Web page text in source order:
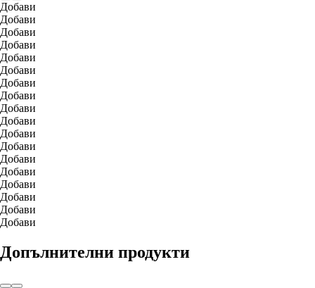
Добави
Добави
Добави
Добави
Добави
Добави
Добави
Добави
Добави
Добави
Добави
Добави
Добави
Добави
Добави
Добави
Добави
Добави
Допълнителни продукти